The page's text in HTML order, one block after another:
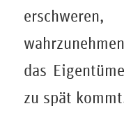
das
zu spät